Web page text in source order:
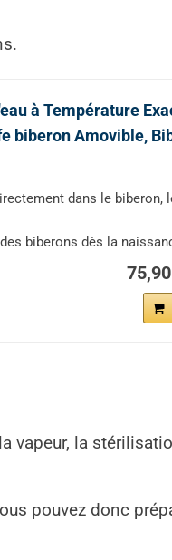
à Température
biberon Amovible,
dans le biberon,
biberons dès la
vapeur, la
pouvez donc